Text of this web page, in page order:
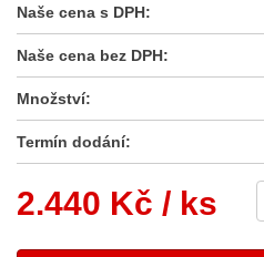
Naše cena s DPH:
Naše cena bez DPH:
Množství:
Termín dodání:
2.440 Kč / ks